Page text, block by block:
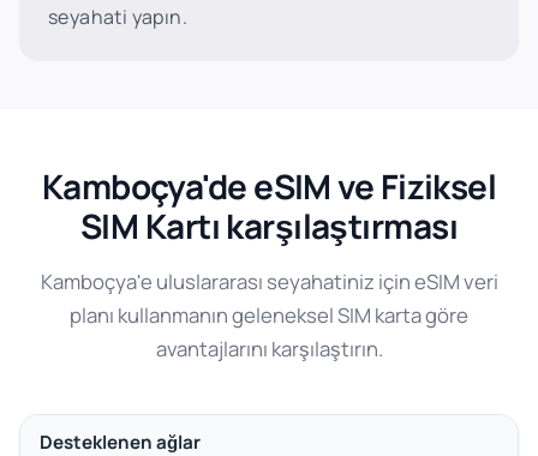
seyahati yapın.
Kamboçya'de eSIM ve Fiziksel
SIM Kartı karşılaştırması
Kamboçya'e uluslararası seyahatiniz için eSIM veri
planı kullanmanın geleneksel SIM karta göre
avantajlarını karşılaştırın.
Desteklenen ağlar